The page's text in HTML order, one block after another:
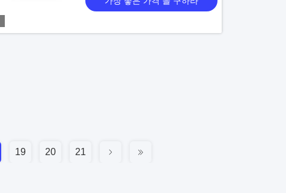
19 20 21